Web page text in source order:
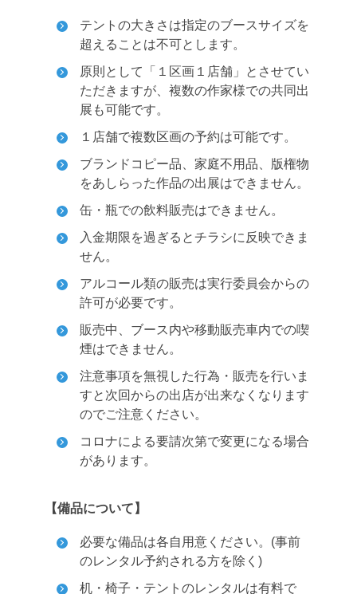
テントの大きさは指定のブースサイズを
超えることは不可とします。
原則として「１区画１店舗」とさせてい
ただきますが、複数の作家様での共同出
展も可能です。
１店舗で複数区画の予約は可能です。
ブランドコピー品、家庭不用品、版権物
をあしらった作品の出展はできません。
缶・瓶での飲料販売はできません。
入金期限を過ぎるとチラシに反映できま
せん。
アルコール類の販売は実行委員会からの
許可が必要です。
販売中、ブース内や移動販売車内での喫
煙はできません。
注意事項を無視した行為・販売を行いま
すと次回からの出店が出来なくなります
のでご注意ください。
コロナによる要請次第で変更になる場合
があります。
【備品について】
必要な備品は各自用意ください。(事前
のレンタル予約される方を除く)
机・椅子・テントのレンタルは有料で